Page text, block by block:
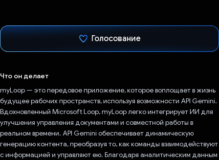
Голосование
Что он делает
myLoop — это передовое приложение, которое воплощает в жизнь
будущее рабочих пространств, используя возможности API Gemini.
Вдохновленный Microsoft Loop, myLoop легко интегрирует ИИ для
улучшения управления документами и совместной работы в
реальном времени. API Gemini обеспечивает динамическую
генерацию контента, преобразуя то, как команды взаимодействуют
с информацией и управляют ею. Благодаря аналитическим данным